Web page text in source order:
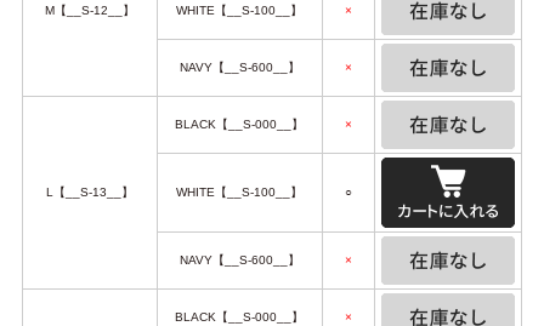
M【__S-12__】 WHITE【__S-100__】 ×
NAVY【__S-600__】 ×
L【__S-13__】
BLACK【__S-000__】 ×
WHITE【__S-100__】 ○
NAVY【__S-600__】 ×
BLACK【__S-000__】 ×